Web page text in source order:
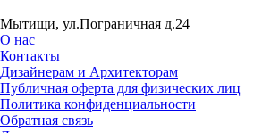
Мытищи, ул.Пограничная д.24
О нас
Контакты
Дизайнерам и Архитекторам
Публичная оферта для физических лиц
Политика конфиденциальности
Обратная связь